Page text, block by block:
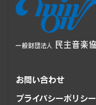
お問い合わせ
プライバシーポリシー